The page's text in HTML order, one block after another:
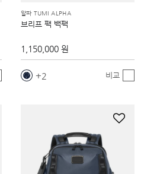
알파 TUMI ALPHA
브리프 팩 백팩
1,150,000 원
2 비교